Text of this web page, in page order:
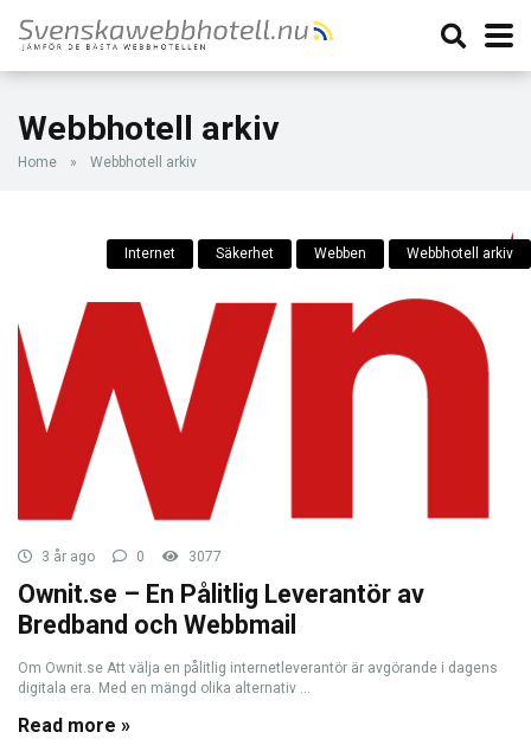
Webbhotell arkiv
Home » Webbhotell arkiv
Internet Säkerhet Webben Webbhotell arkiv
3 år ago 0 3077
Ownit.se – En Pålitlig Leverantör av
Bredband och Webbmail
Om Ownit.se Att välja en pålitlig internetleverantör är avgörande i dagens
digitala era. Med en mängd olika alternativ ...
Read more »